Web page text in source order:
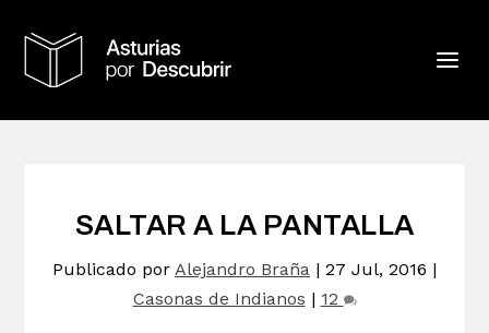
SALTAR A LA PANTALLA
Publicado por Alejandro Braña | 27 Jul, 2016 |
Casonas de Indianos | 12